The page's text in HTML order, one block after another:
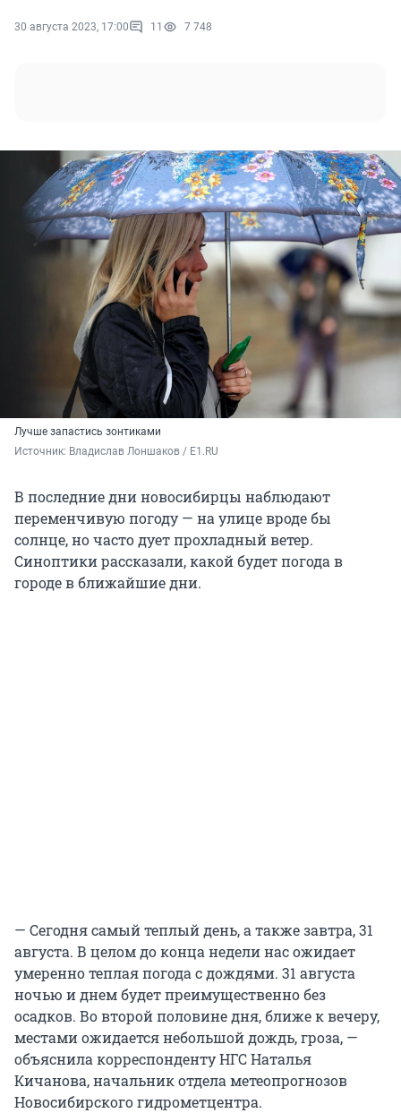
30 августа 2023, 17:00 11 7 748
Лучше запастись зонтиками
Источник: Владислав Лоншаков / E1.RU
В последние дни новосибирцы наблюдают
переменчивую погоду — на улице вроде бы
солнце, но часто дует прохладный ветер.
Синоптики рассказали, какой будет погода в
городе в ближайшие дни.
— Сегодня самый теплый день, а также завтра, 31
августа. В целом до конца недели нас ожидает
умеренно теплая погода с дождями. 31 августа
ночью и днем будет преимущественно без
осадков. Во второй половине дня, ближе к вечеру,
местами ожидается небольшой дождь, гроза, —
объяснила корреспонденту НГС Наталья
Кичанова, начальник отдела метеопрогнозов
Новосибирского гидрометцентра.